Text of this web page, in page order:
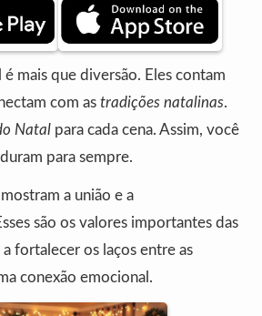
mais que diversão. Eles contam
com as tradições natalinas.
Natal para cada cena. Assim, você
para sempre.
a união e a
são os valores importantes das
a fortalecer os laços entre as
conexão emocional.